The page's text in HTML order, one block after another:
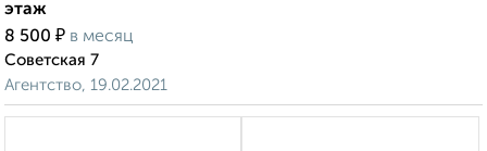
этаж
8 500 ₽ в месяц
Советская 7
Агентство, 19.02.2021